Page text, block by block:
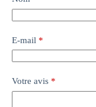
E-mail *
Votre avis *